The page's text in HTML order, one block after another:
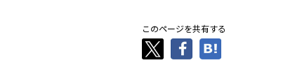
このページを共有する